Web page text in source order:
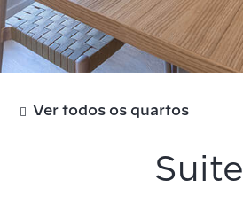
Ver todos os quartos
Suite